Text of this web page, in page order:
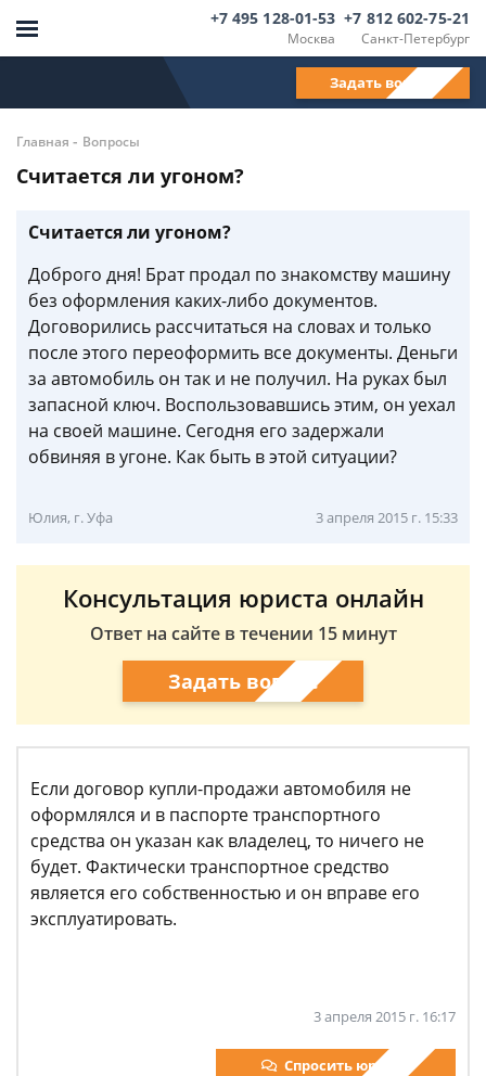
Москва
+7 495 128-01-53
Санкт-Петербург
+7 812 602-75-21
Задать вопрос
Главная - Вопросы
Считается ли угоном?
Считается ли угоном?
Доброго дня! Брат продал по знакомству машину
без оформления каких-либо документов.
Договорились рассчитаться на словах и только
после этого переоформить все документы. Деньги
за автомобиль он так и не получил. На руках был
запасной ключ. Воспользовавшись этим, он уехал
на своей машине. Сегодня его задержали
обвиняя в угоне. Как быть в этой ситуации?
Юлия, г. Уфа 3 апреля 2015 г. 15:33
Консультация юриста онлайн
Ответ на сайте в течении 15 минут
Задать вопрос
Если договор купли-продажи автомобиля не
оформлялся и в паспорте транспортного
средства он указан как владелец, то ничего не
будет. Фактически транспортное средство
является его собственностью и он вправе его
эксплуатировать.
3 апреля 2015 г. 16:17
Спросить юриста